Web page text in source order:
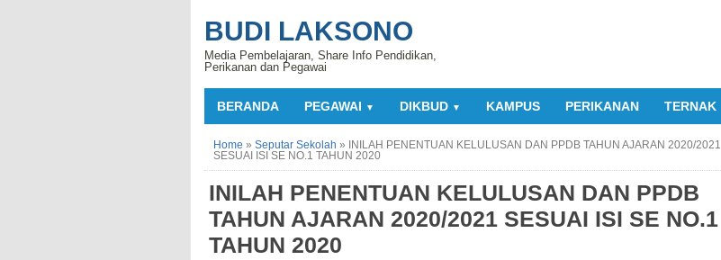
BUDI LAKSONO
Media Pembelajaran, Share Info Pendidikan,
Perikanan dan Pegawai
BERANDA PEGAWAI ▼ DIKBUD ▼ KAMPUS PERIKANAN TERNAK
Home » Seputar Sekolah »
INILAH PENENTUAN KELULUSAN DAN PPDB TAHUN AJARAN 2020/2021
SESUAI ISI SE NO.1 TAHUN 2020
INILAH PENENTUAN KELULUSAN DAN PPDB
TAHUN AJARAN 2020/2021 SESUAI ISI SE NO.1
TAHUN 2020